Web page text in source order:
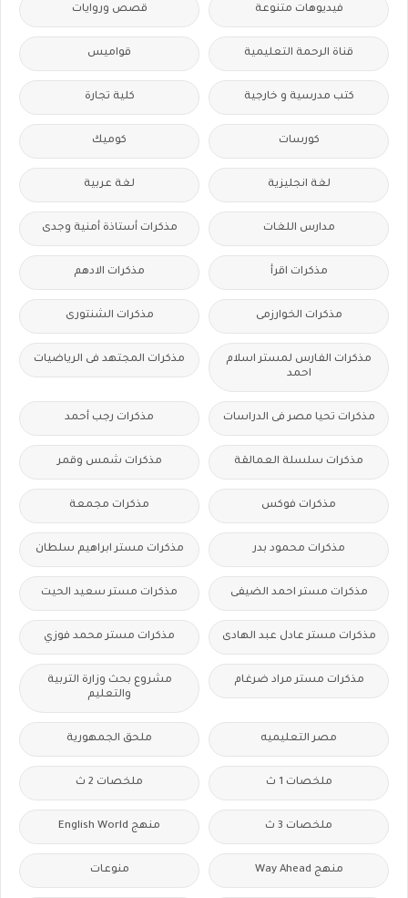
فيديوهات متنوعة قصص وروايات
قناة الرحمة التعليمية قواميس
كتب مدرسية و خارجية كلية تجارة
كورسات كوميك
لغة انجليزية لغة عربية
مدارس اللغات مذكرات أستاذة أمنية وجدى
مذكرات اقرأ مذكرات الادهم
مذكرات الخوارزمى مذكرات الشنتورى
مذكرات الفارس لمستر اسلام
احمد
مذكرات المجتهد فى الرياضيات
مذكرات تحيا مصر فى الدراسات مذكرات رجب أحمد
مذكرات سلسلة العمالقة مذكرات شمس وقمر
مذكرات فوكس مذكرات مجمعة
مذكرات محمود بدر مذكرات مستر ابراهيم سلطان
مذكرات مستر احمد الضيفى مذكرات مستر سعيد الحيت
مذكرات مستر عادل عبد الهادى مذكرات مستر محمد فوزي
مذكرات مستر مراد ضرغام
مشروع بحث وزارة التربية
والتعليم
مصر التعليميه ملحق الجمهورية
ملخصات 1 ث ملخصات 2 ث
ملخصات 3 ث منهج English World
منهج Way Ahead منوعات